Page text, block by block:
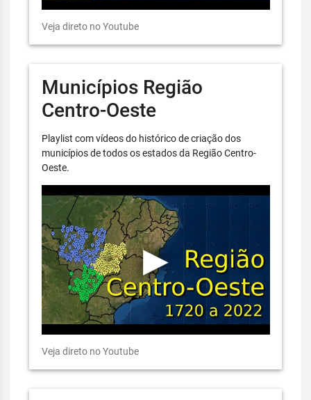
Veja direto no Youtube
Municípios Região
Centro-Oeste
Playlist com vídeos do histórico de criação dos
municípios de todos os estados da Região Centro-
Oeste.
Veja direto no Youtube